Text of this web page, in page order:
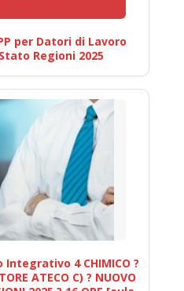
per Datori di Lavoro
Regioni 2025
Integrativo 4 CHIMICO ?
ATECO C) ? NUOVO